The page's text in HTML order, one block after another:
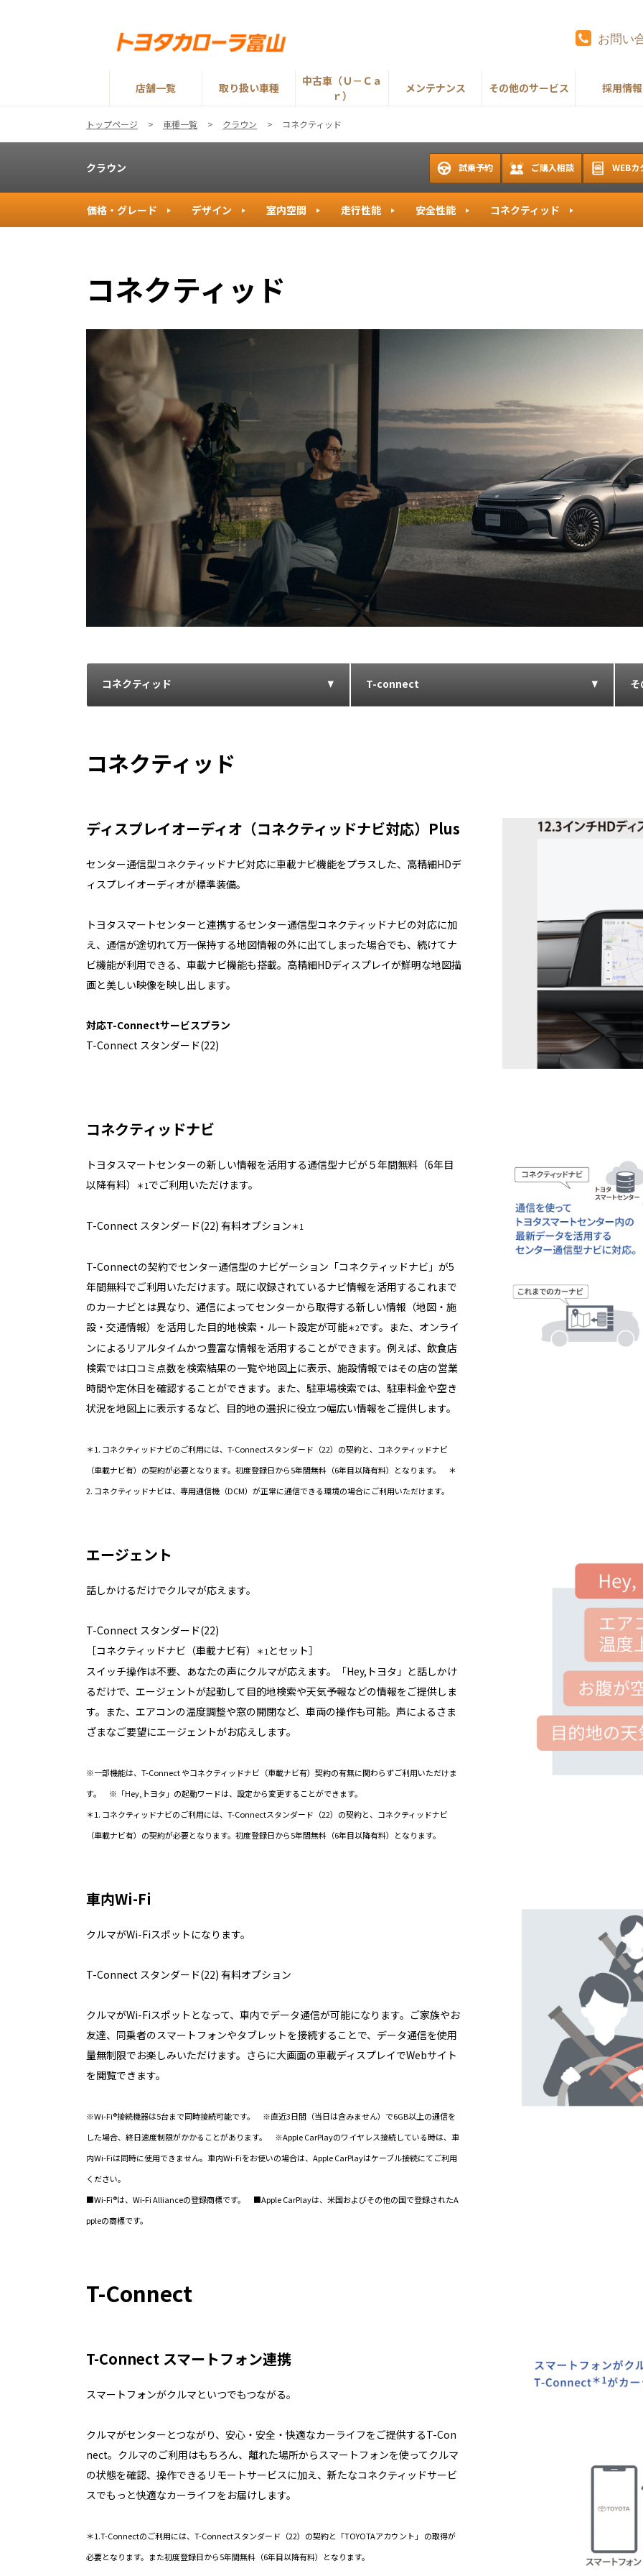
お問い
店舗一覧 取り扱い車種
中古車（Ｕ－Ｃａ
ｒ）
メンテナンス その他のサービス 採用情報
トップページ 車種一覧 クラウン コネクティッド
クラウン 試乗予約 ご購入相談 WEBカ
価格・グレード デザイン 室内空間 走行性能 安全性能 コネクティッド
コネクティッド
コネクティッド T-connect そ
コネクティッド
ディスプレイオーディオ（コネクティッドナビ対応）Plus
センター通信型コネクティッドナビ対応に車載ナビ機能をプラスした、高精細HDデ
ィスプレイオーディオが標準装備。
トヨタスマートセンターと連携するセンター通信型コネクティッドナビの対応に加
え、通信が途切れて万一保持する地図情報の外に出てしまった場合でも、続けてナ
ビ機能が利用できる、車載ナビ機能も搭載。高精細HDディスプレイが鮮明な地図描
画と美しい映像を映し出します。
対応T-Connectサービスプラン
T-Connect スタンダード(22)
コネクティッドナビ
トヨタスマートセンターの新しい情報を活用する通信型ナビが５年間無料（6年目
以降有料）
＊1でご利用いただけます。
T-Connect スタンダード(22) 有料オプション＊1
T-Connectの契約でセンター通信型のナビゲーション「コネクティッドナビ」が5
年間無料でご利用いただけます。既に収録されているナビ情報を活用するこれまで
のカーナビとは異なり、通信によってセンターから取得する新しい情報（地図・施
設・交通情報）を活用した目的地検索・ルート設定が可能＊2です。また、オンライ
ンによるリアルタイムかつ豊富な情報を活用することができます。例えば、飲食店
検索では口コミ点数を検索結果の一覧や地図上に表示、施設情報ではその店の営業
時間や定休日を確認することができます。また、駐車場検索では、駐車料金や空き
状況を地図上に表示するなど、目的地の選択に役立つ幅広い情報をご提供します。
＊1. コネクティッドナビのご利用には、T-Connectスタンダード（22）の契約と、コネクティッドナビ
（車載ナビ有）の契約が必要となります。初度登録日から5年間無料（6年目以降有料）となります。 ＊
2. コネクティッドナビは、専用通信機（DCM）が正常に通信できる環境の場合にご利用いただけます。
エージェント
話しかけるだけでクルマが応えます。
T-Connect スタンダード(22)
［コネクティッドナビ（車載ナビ有）
＊1 とセット］
スイッチ操作は不要、あなたの声にクルマが応えます。「Hey,トヨタ」と話しかけ
るだけで、エージェントが起動して目的地検索や天気予報などの情報をご提供しま
す。また、エアコンの温度調整や窓の開閉など、車両の操作も可能。声によるさま
ざまなご要望にエージェントがお応えします。
※一部機能は、T-Connect やコネクティッドナビ（車載ナビ有）契約の有無に関わらずご利用いただけま
す。 ※「Hey,トヨタ」の起動ワードは、設定から変更することができます。
＊1. コネクティッドナビのご利用には、T-Connectスタンダード（22）の契約と、コネクティッドナビ
（車載ナビ有）の契約が必要となります。初度登録日から5年間無料（6年目以降有料）となります。
車内Wi-Fi
クルマがWi-Fiスポットになります。
T-Connect スタンダード(22) 有料オプション
クルマがWi-Fiスポットとなって、車内でデータ通信が可能になります。ご家族やお
友達、同乗者のスマートフォンやタブレットを接続することで、データ通信を使用
量無制限でお楽しみいただけます。さらに大画面の車載ディスプレイでWebサイト
を閲覧できます。
※Wi-Fi®接続機器は5台まで同時接続可能です。 ※直近3日間（当日は含みません）で6GB以上の通信を
した場合、終日速度制限がかかることがあります。 ※Apple CarPlayのワイヤレス接続している時は、車
内Wi-Fiは同時に使用できません。車内Wi-Fiをお使いの場合は、Apple CarPlayはケーブル接続にてご利用
ください。
■Wi-Fi®は、Wi-Fi Allianceの登録商標です。 ■Apple CarPlayは、米国およびその他の国で登録されたA
ppleの商標です。
T-Connect
T-Connect スマートフォン連携
スマートフォンがクルマといつでもつながる。
クルマがセンターとつながり、安心・安全・快適なカーライフをご提供するT-Con
nect。クルマのご利用はもちろん、離れた場所からスマートフォンを使ってクルマ
の状態を確認、操作できるリモートサービスに加え、新たなコネクティッドサービ
スでもっと快適なカーライフをお届けします。
＊1.T-Connectのご利用には、T-Connectスタンダード（22）の契約と「TOYOTAアカウント」 の取得が
必要となります。また初度登録日から5年間無料（6年目以降有料）となります。